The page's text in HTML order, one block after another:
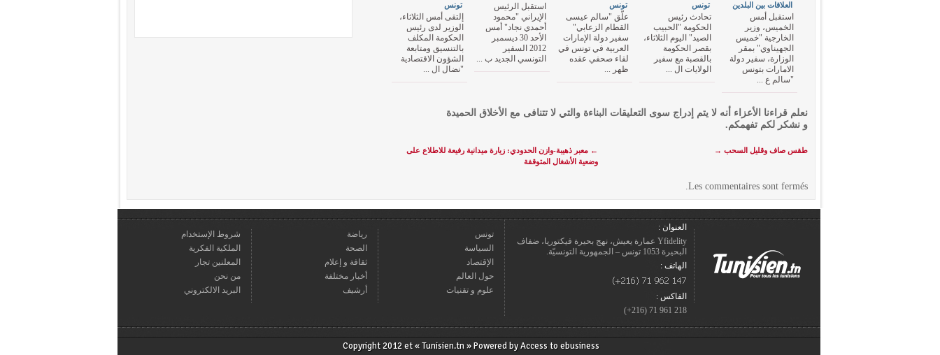
تونس
إلتقى أمس الثلاثاء،
الوزير لدى رئيس
الحكومة المكلف
بالتنسيق ومتابعة
الشؤون الاقتصادية
"نضال ال ...
استقبل الرئيس
الإيراني "محمود
أحمدي نجاد" أمس
الأحد 30 ديسمبر
2012 السفير
التونسي الجديد ب ...
تونس
علّق "سالم عيسى
القطام الزعابي"
سفير دولة الإمارات
العربية في تونس في
لقاء صحفي عقده
ظهر ...
تونس
تحادث رئيس
الحكومة "الحبيب
الصيد" اليوم الثلاثاء،
بقصر الحكومة
بالقصبة مع سفير
الولايات ال ...
العلاقات بين البلدين
استقبل أمس
الخميس، وزير
الخارجية "خميس
الجهيناوي" بمقر
الوزارة، سفير دولة
الامارات بتونس
"سالم ع ...
نعلم قراءنا الأعزاء أنه لا يتم إدراج سوى التعليقات البناءة والتي لا تتنافى مع الأخلاق الحميدة
و نشكر لكم تفهمكم.
← معبر ذهيبة-وازن الحدودي: زيارة ميدانية رفيعة للاطلاع على
وضعية الأشغال المتوقفة
طقس صاف وقليل السحب →
Les commentaires sont fermés.
العنوان :
Yfidelity عمارة يعيش، نهج بحيرة فيكتوريا، ضفاف
البحيرة 1053 تونس – الجمهورية التونسيّة.
الهاتف :
الفاكس :
218 961 71 (216+)
تونس
السياسة
الإقتصاد
حول العالم
علوم و تقنيات
رياضة
الصحة
ثقافة و إعلام
أخبار مختلفة
أرشيف
شروط الإستخدام
الملكية الفكرية
المعلنين تجار
من نحن
البريد الالكتروني
Copyright 2012 et « Tunisien.tn » Powered byAccess to ebusiness